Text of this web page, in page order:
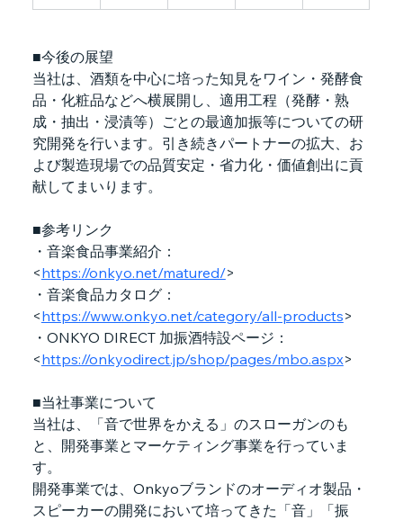
■今後の展望
当社は、酒類を中心に培った知見をワイン・発酵食
品・化粧品などへ横展開し、適用工程（発酵・熟
成・抽出・浸漬等）ごとの最適加振等についての研
究開発を行います。引き続きパートナーの拡大、お
よび製造現場での品質安定・省力化・価値創出に貢
献してまいります。
■参考リンク
・音楽食品事業紹介：
<https://onkyo.net/matured/>
・音楽食品カタログ：
<https://www.onkyo.net/category/all-products>
・ONKYO DIRECT 加振酒特設ページ：
<https://onkyodirect.jp/shop/pages/mbo.aspx>
■当社事業について
当社は、「音で世界をかえる」のスローガンのも
と、開発事業とマーケティング事業を行っていま
す。
開発事業では、Onkyoブランドのオーディオ製品・
スピーカーの開発において培ってきた「音」「振